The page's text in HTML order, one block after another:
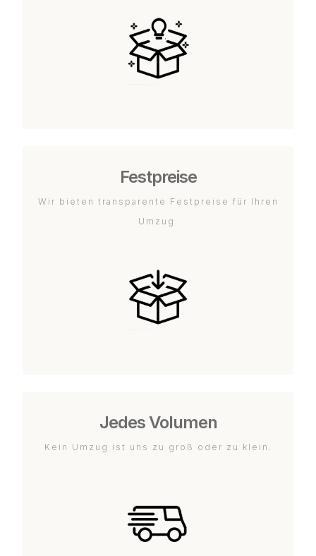
Festpreise
Wir bieten transparente Festpreise für Ihren
Umzug.
Jedes Volumen
Kein Umzug ist uns zu groß oder zu klein.